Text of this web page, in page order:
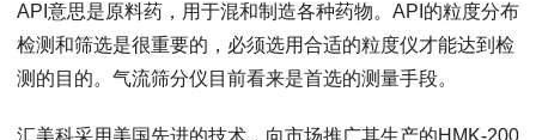
API意思是原料药，用于混和制造各种药物。API的粒度分布
检测和筛选是很重要的，必须选用合适的粒度仪才能达到检
测的目的。气流筛分仪目前看来是首选的测量手段。
汇美科采用美国先进的技术，向市场推广其生产的HMK-200